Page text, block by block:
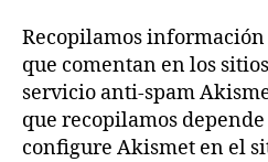
Recopilamos
que comentan en los
servicio anti-spam
que recopilamos
configure Akismet en el